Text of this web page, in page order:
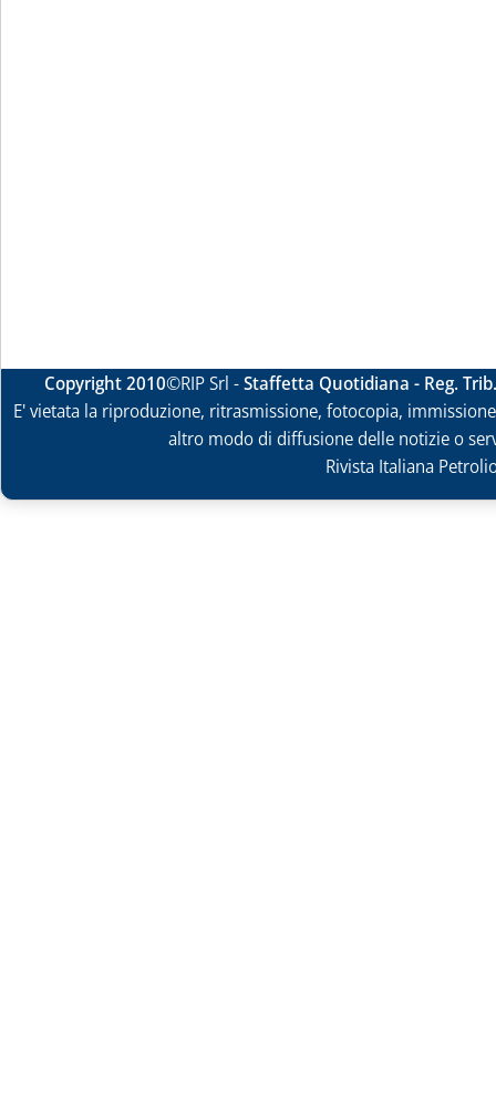
Copyright 2010©RIP Srl -Staffetta Quotidiana - Reg.
E' vietata la riproduzione, ritrasmissione, fotocopia,
altro modo di diffusione delle notizie o
Rivista Italiana